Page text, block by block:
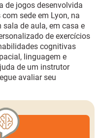
de jogos desenvolvida
sede em Lyon, na
sala de aula, em casa e
de exercícios
cognitivas
linguagem e
de um instrutor
avaliar seu